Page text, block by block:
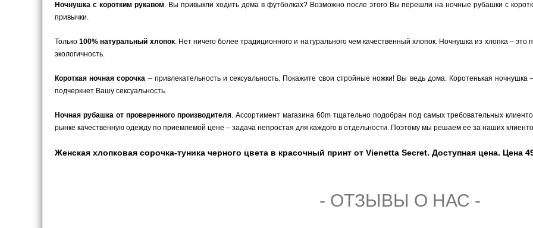
Ночнушка с коротким рукавом. Вы привыкли ходить дома в футболках? Возможно после этого Вы перешли на ночные рубашки с
привычки.
Только100% натуральный хлопок. Нет ничего более традиционного и натурального чем качественный хлопок. Ночнушка из хлопка –
экологичность.
Короткая ночная сорочка – привлекательность и сексуальность. Покажите свои стройные ножки! Вы ведь дома. Коротенькая
подчеркнет Вашу сексуальность.
Ночная рубашка от проверенного производителя. Ассортимент магазина 60m тщательно подобран под самых требовательных
рынке качественную одежду по приемлемой цене – задача непростая для каждого в отдельности. Поэтому мы решаем ее за наших
Женская хлопковая сорочка-туника черного цвета в красочный принт от Vienetta Secret. Доступная цена. Цена
- ОТЗЫВЫ О НАС -